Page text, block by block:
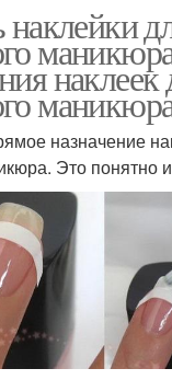
наклейки
наклеек
назначение
Это понятно